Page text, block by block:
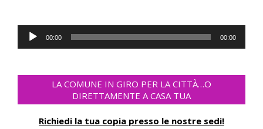
Audio-
Player
00:00 00:00
LA COMUNE IN GIRO PER LA CITTÀ…O
DIRETTAMENTE A CASA TUA
Richiedi la tua copia presso le nostre sedi!